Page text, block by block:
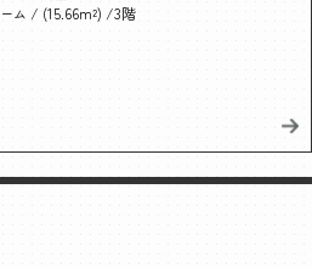
ム / (15.66m²) /3階